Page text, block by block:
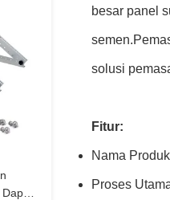
besar panel
solusi
Fitur:
Nama
Proses